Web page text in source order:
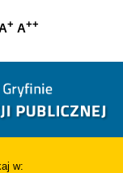
+ A++
w: